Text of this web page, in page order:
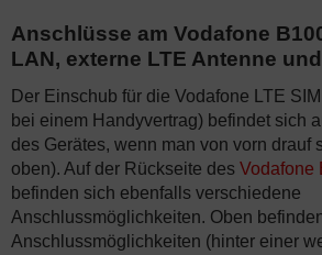
Anschlüsse am Vodafone
LAN, externe LTE Antenne
Der Einschub für die Vodafone LTE
bei einem Handyvertrag) befindet sich
des Gerätes, wenn man von vorn drauf
oben). Auf der Rückseite des Vodafone
befinden sich ebenfalls verschiedene
Anschlussmöglichkeiten. Oben
Anschlussmöglichkeiten (hinter einer